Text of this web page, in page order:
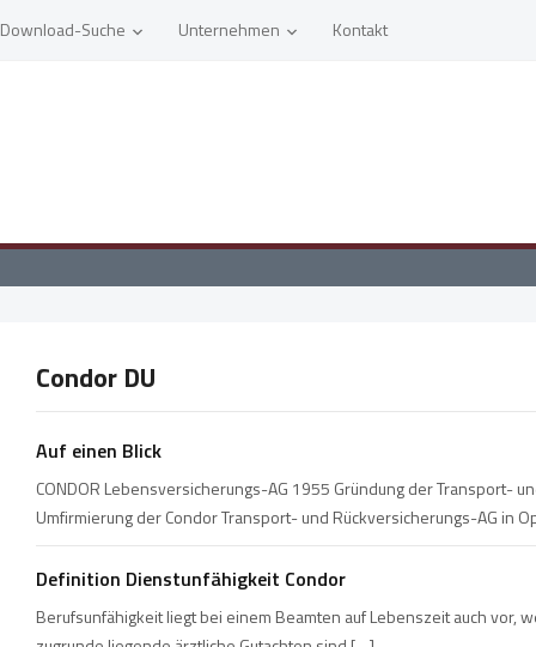
Download-Suche Unternehmen Kontakt
Condor DU
Auf einen Blick
CONDOR Lebensversicherungs-AG 1955 Gründung der Transport-
Umfirmierung der Condor Transport- und Rückversicherungs-AG in
Definition Dienstunfähigkeit Condor
Berufsunfähigkeit liegt bei einem Beamten auf Lebenszeit auch